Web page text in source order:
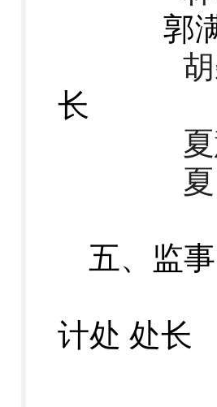
郭满金
胡
长
夏
夏
五、监
计处 处长